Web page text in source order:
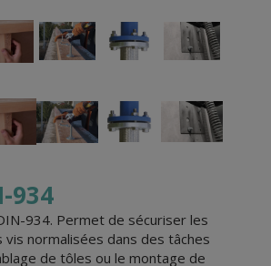
934
934. Permet de sécuriser les
normalisées dans des tâches
de tôles ou le montage de